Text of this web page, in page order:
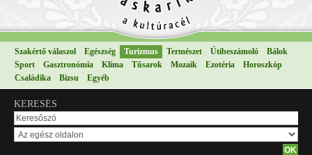
Szakértő válaszol Egészség Turizmus Természet Útibeszámoló
Bálok
Sport
Gasztronómia Klíma Tűsarok Mozaik Ezotéria
Horoszkóp
Családika
Bizsu Egyéb
KERESÉS